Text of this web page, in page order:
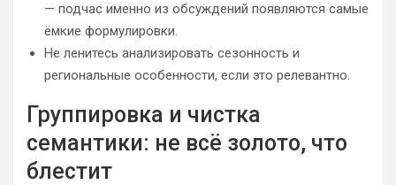
— подчас именно из обсуждений появляются самые
ёмкие формулировки.
Не ленитесь анализировать сезонность и
региональные особенности, если это релевантно.
Группировка и чистка
семантики: не всё золото, что
блестит